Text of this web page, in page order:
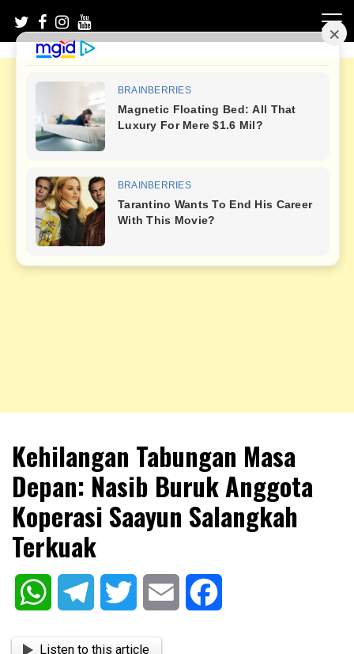
content
NKRIPOST
Kehilangan Tabungan Masa
Depan: Nasib Buruk Anggota
Koperasi Saayun Salangkah
Terkuak
WhatsAppTelegram Twitter Email
Listen to this article